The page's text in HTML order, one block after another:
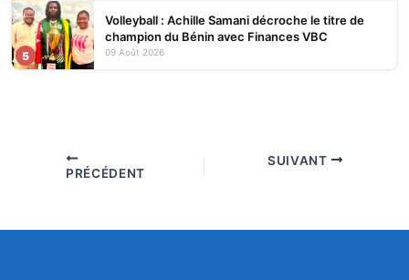
5
Volleyball : Achille Samani décroche le titre de
champion du Bénin avec Finances VBC
09 Août 2026
PRÉCÉDENT
SUIVANT